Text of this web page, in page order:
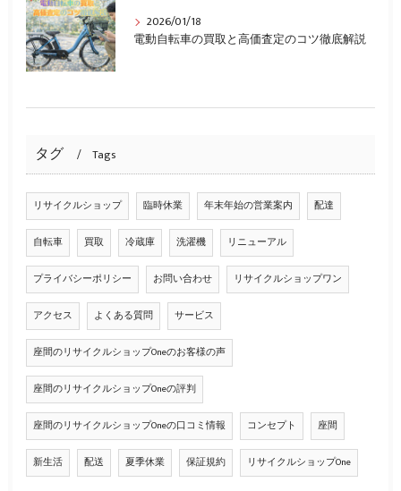
2026/01/18
電動自転車の買取と高価査定のコツ徹底解説
タグ Tags
リサイクルショップ 臨時休業 年末年始の営業案内 配達
自転車 買取 冷蔵庫 洗濯機 リニューアル
プライバシーポリシー お問い合わせ リサイクルショップワン
アクセス よくある質問 サービス
座間のリサイクルショップOneのお客様の声
座間のリサイクルショップOneの評判
座間のリサイクルショップOneの口コミ情報 コンセプト 座間
新生活 配送 夏季休業 保証規約 リサイクルショップOne